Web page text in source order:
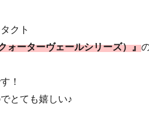
クト
ォーターヴェールシリーズ）』
！
とても嬉しい♪